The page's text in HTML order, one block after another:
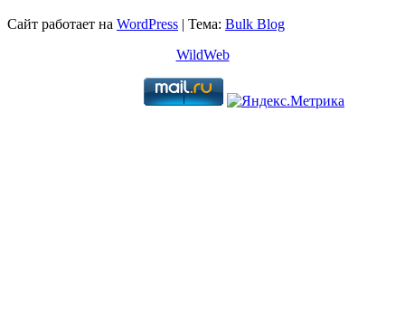
Сайт работает на WordPress | Тема: Bulk Blog
WildWeb